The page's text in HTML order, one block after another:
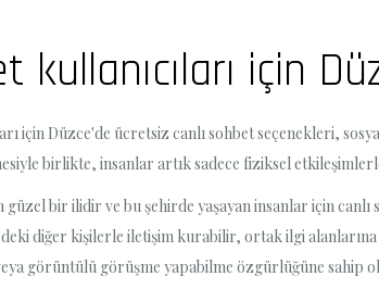
kullanıcıları için
için Düzce'de ücretsiz canlı sohbet seçenekleri,
birlikte, insanlar artık sadece fiziksel
bir ilidir ve bu şehirde yaşayan insanlar için
diğer kişilerle iletişim kurabilir, ortak ilgi
görüntülü görüşme yapabilme özgürlüğüne sahip